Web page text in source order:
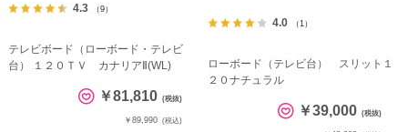
4.3 （9）
テレビボード（ローボード・テレビ
台） １２０ＴＶ カナリアⅡ(WL)
￥81,810 (税抜)
￥89,990 (税込)
4.0 （1）
ローボード（テレビ台） スリット１
２０ナチュラル
￥39,000 (税抜)